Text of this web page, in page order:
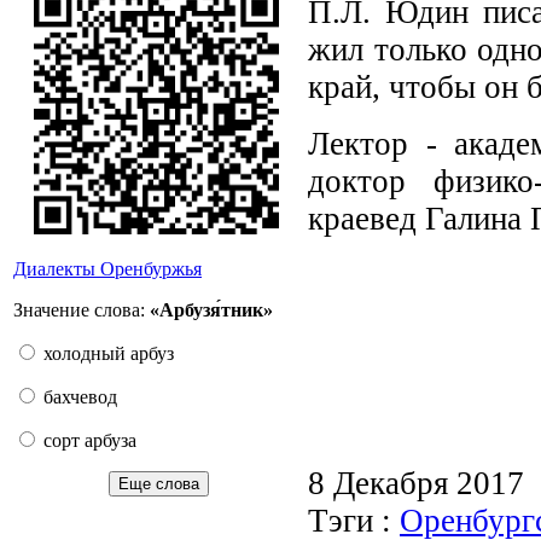
Диалекты Оренбуржья
Значение слова: «Арбузя́тник»
холодный арбуз
бахчевод
сорт арбуза
Еще слова
П.Л. Юдин
жил только
край, чтобы он
Лектор -
доктор
краевед Галина
8 Декабря
Тэги :